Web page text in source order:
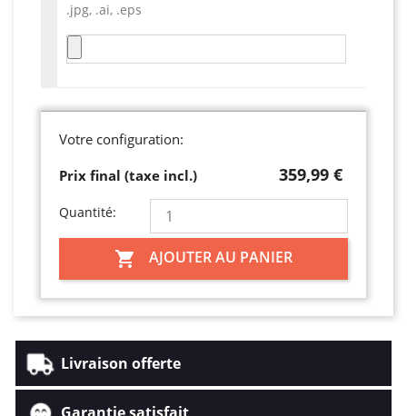
.jpg, .ai, .eps
Votre configuration:
Prix final (taxe incl.)
359,99 €
Quantité:
 AJOUTER AU PANIER
Livraison offerte